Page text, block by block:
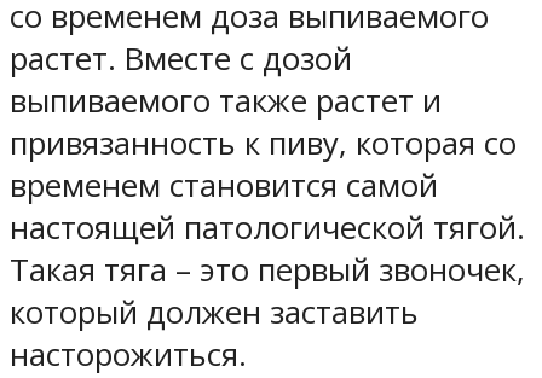
со временем доза выпиваемого
растет. Вместе с дозой
выпиваемого также растет и
привязанность к пиву, которая со
временем становится самой
настоящей патологической тягой.
Такая тяга – это первый звоночек,
который должен заставить
насторожиться.